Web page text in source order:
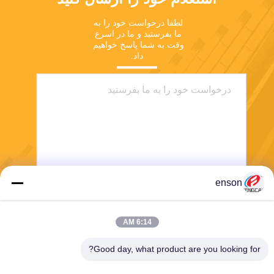
ما بفرستید و ما در اسرع
داد.
ارسال
enson
6:14 AM
Good day, what product are you looking for?